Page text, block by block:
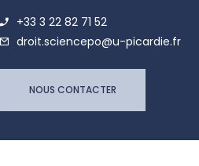
+33 3 22 82 71 52
droit.sciencepo@u-picardie.fr
NOUS CONTACTER